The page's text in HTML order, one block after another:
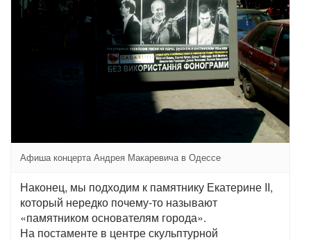
Афиша концерта Андрея Макаревича в Одессе
Наконец, мы подходим к памятнику Екатерине II,
который нередко почему-то называют
«памятником основателям города».
На постаменте в центре скульптурной